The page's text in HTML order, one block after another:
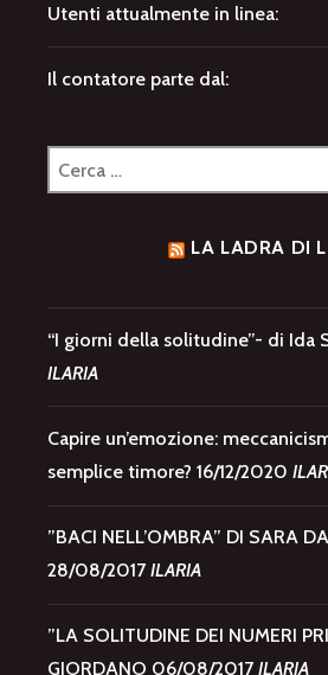
Utenti attualmente in linea:
Il contatore parte dal:
Ricerca
per:
LA LADRA DI
“I giorni della solitudine”- di Ida
ILARIA
Capire un’emozione:
semplice timore? 16/12/2020
”BACI NELL’OMBRA” DI SARA
28/08/2017 ILARIA
”LA SOLITUDINE DEI NUMERI
GIORDANO 06/08/2017 ILARIA